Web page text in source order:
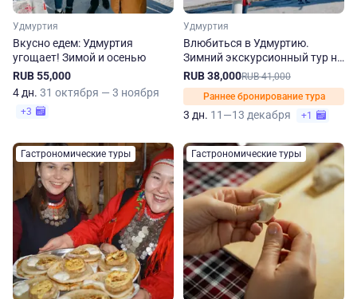
Удмуртия
Вкусно едем: Удмуртия
угощает! Зимой и осенью
RUB 55,000
4 дн. 31 октября — 3 ноября
+3
Удмуртия
Влюбиться в Удмуртию.
Зимний экскурсионный тур на
3 дня
RUB 38,000RUB 41,000
Раннее бронирование тура
3 дн. 11—13 декабря +1
Гастрономические туры Гастрономические туры